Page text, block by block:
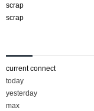
scrap
scrap
current connect
today
yesterday
max